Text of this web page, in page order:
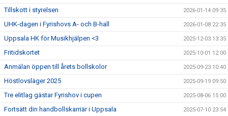
Tillskott i styrelsen 2026-01-14 09:35
UHK-dagen i Fyrishovs A- och B-hall 2026-01-08 22:35
Uppsala HK för Musikhjälpen <3 2025-12-03 13:35
Fritidskortet 2025-10-01 12:00
Anmälan öppen till årets bollskolor 2025-09-23 10:40
Höstlovsläger 2025 2025-09-19 09:50
Tre elitlag gästar Fyrishov i cupen 2025-08-06 15:00
Fortsätt din handbollskarriär i Uppsala 2025-07-10 23:54